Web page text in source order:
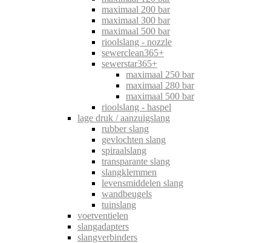
maximaal 200 bar
maximaal 300 bar
maximaal 500 bar
rioolslang - nozzle
sewerclean365+
sewerstar365+
maximaal 250 bar
maximaal 280 bar
maximaal 500 bar
rioolslang - haspel
lage druk / aanzuigslang
rubber slang
gevlochten slang
spiraalslang
transparante slang
slangklemmen
levensmiddelen slang
wandbeugels
tuinslang
voetventielen
slangadapters
slangverbinders